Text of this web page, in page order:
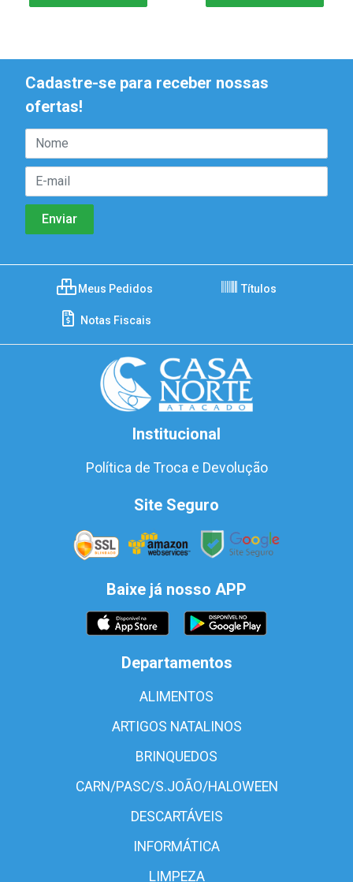
Cadastre-se para receber nossas
ofertas!
Meus Pedidos Títulos
Notas Fiscais
Institucional
Política de Troca e Devolução
Site Seguro
Baixe já nosso APP
Departamentos
ALIMENTOS
ARTIGOS NATALINOS
BRINQUEDOS
CARN/PASC/S.JOÃO/HALOWEEN
DESCARTÁVEIS
INFORMÁTICA
LIMPEZA